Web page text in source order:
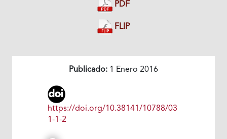
PDF
FLIP
Publicado: 1 Enero 2016
https://doi.org/10.38141/10788/03
1-1-2